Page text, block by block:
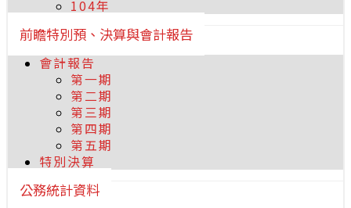
104年
前瞻特別預、決算與會計報告
會計報告
第一期
第二期
第三期
第四期
第五期
特別決算
公務統計資料